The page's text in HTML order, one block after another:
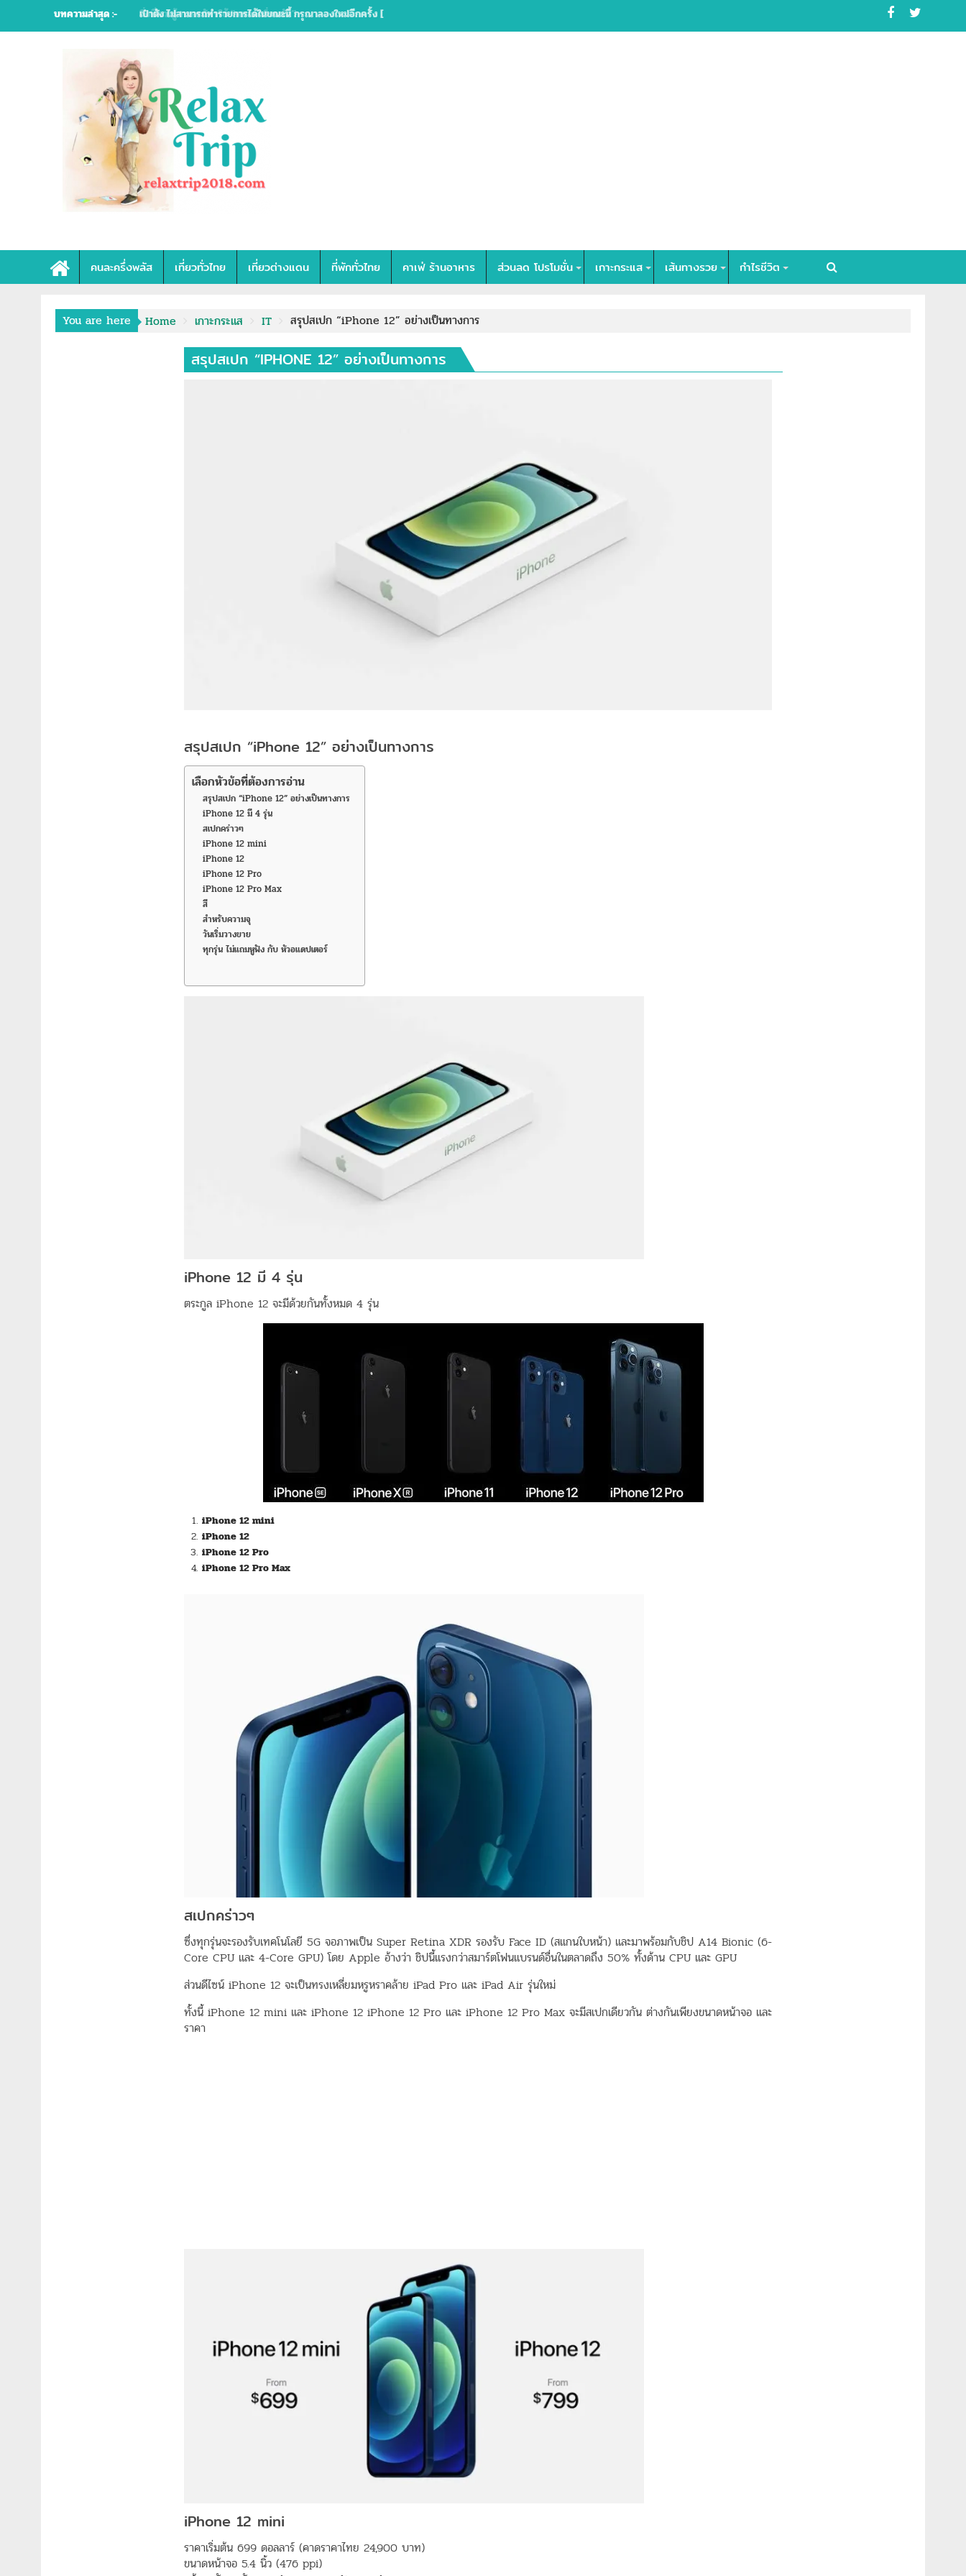
บทความล่าสุด :- สิ่งที่ควรรู้ การสมัครใช้ "คนละครึ่งพลัส"
คนละครึ่งพลัส เที่ยวทั่วไทย เที่ยวต่างแดน ที่พักทั่วไทย คาเฟ่ ร้านอาหาร ส่วนลด โปรโมชั่น เกาะกระแส เส้นทางรวย กำไรชีวิต
You are here Home เกาะกระแส IT สรุปสเปก “iPhone 12” อย่างเป็นทางการ
สรุปสเปก “IPHONE 12” อย่างเป็นทางการ
สรุปสเปก “iPhone 12” อย่างเป็นทางการ
เลือกหัวข้อที่ต้องการอ่าน
สรุปสเปก “iPhone 12” อย่างเป็นทางการ
iPhone 12 มี 4 รุ่น
สเปกคร่าวๆ
iPhone 12 mini
iPhone 12
iPhone 12 Pro
iPhone 12 Pro Max
สี
สำหรับความจุ
วันเริ่มวางขาย
ทุกรุ่น ไม่แถมหูฟัง กับ หัวอแดปเตอร์
iPhone 12 มี 4 รุ่น
ตระกูล iPhone 12 จะมีด้วยกันทั้งหมด 4 รุ่น
iPhone 12 mini
iPhone 12
iPhone 12 Pro
iPhone 12 Pro Max
สเปกคร่าวๆ
ซึ่งทุกรุ่นจะรองรับเทคโนโลยี 5G จอภาพเป็น Super Retina XDR รองรับ Face ID (สแกนใบหน้า) และมาพร้อมกับชิป A14 Bionic (6-
Core CPU และ 4-Core GPU) โดย Apple อ้างว่า ชิปนี้แรงกว่าสมาร์ตโฟนแบรนด์อื่นในตลาดถึง 50% ทั้งด้าน CPU และ GPU
ส่วนดีไซน์ iPhone 12 จะเป็นทรงเหลี่ยมหรูหราคล้าย iPad Pro และ iPad Air รุ่นใหม่
ทั้งนี้ iPhone 12 mini และ iPhone 12 iPhone 12 Pro และ iPhone 12 Pro Max จะมีสเปกเดียวกัน ต่างกันเพียงขนาดหน้าจอ และ
ราคา
iPhone 12 mini
ราคาเริ่มต้น 699 ดอลลาร์ (คาดราคาไทย 24,900 บาท)
ขนาดหน้าจอ 5.4 นิ้ว (476 ppi)